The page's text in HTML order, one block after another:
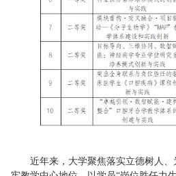
近年来，大学聚焦落实立德树人